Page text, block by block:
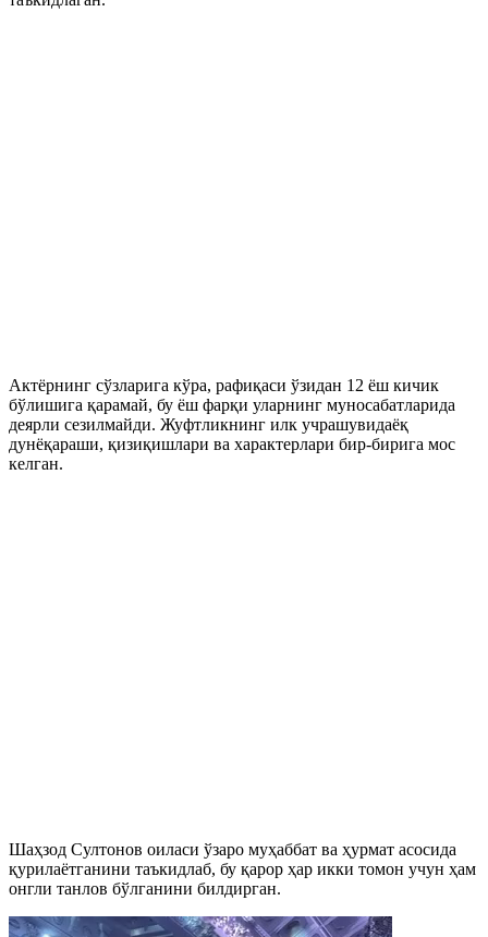
Актёрнинг сўзларига кўра, рафиқаси ўзидан 12 ёш кичик
бўлишига қарамай, бу ёш фарқи уларнинг муносабатларида
деярли сезилмайди. Жуфтликнинг илк учрашувидаёқ
дунёқараши, қизиқишлари ва характерлари бир-бирига мос
келган.
Шаҳзод Султонов оиласи ўзаро муҳаббат ва ҳурмат асосида
қурилаётганини таъкидлаб, бу қарор ҳар икки томон учун ҳам
онгли танлов бўлганини билдирган.